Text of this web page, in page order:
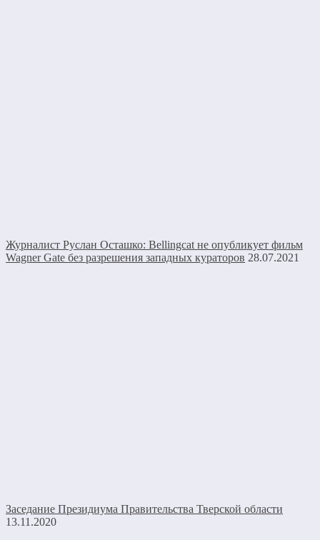
Журналист Руслан Осташко: Bellingcat не опубликует фильм
Wagner Gate без разрешения западных кураторов 28.07.2021
Заседание Президиума Правительства Тверской области
13.11.2020